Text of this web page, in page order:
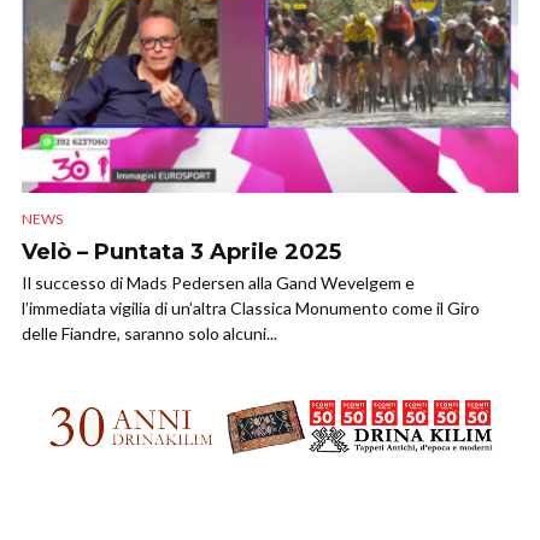
NEWS
Velò – Puntata 3 Aprile 2025
Il successo di Mads Pedersen alla Gand Wevelgem e
l’immediata vigilia di un’altra Classica Monumento come il Giro
delle Fiandre, saranno solo alcuni...